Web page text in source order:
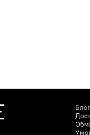
Блог